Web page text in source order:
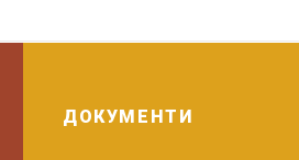
ДОКУМЕНТИ